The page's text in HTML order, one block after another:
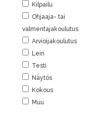
Kilpailu
Ohjaaja- tai
valmentajakoulutus
Arvioijakoulutus
Leiri
Testi
Näytös
Kokous
Muu